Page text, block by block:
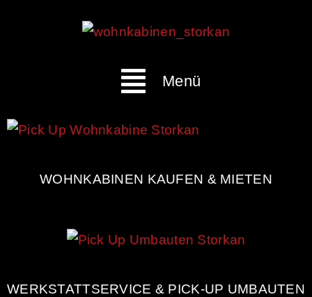
Menü
WOHNKABINEN KAUFEN & MIETEN
WERKSTATTSERVICE & PICK-UP UMBAUTEN